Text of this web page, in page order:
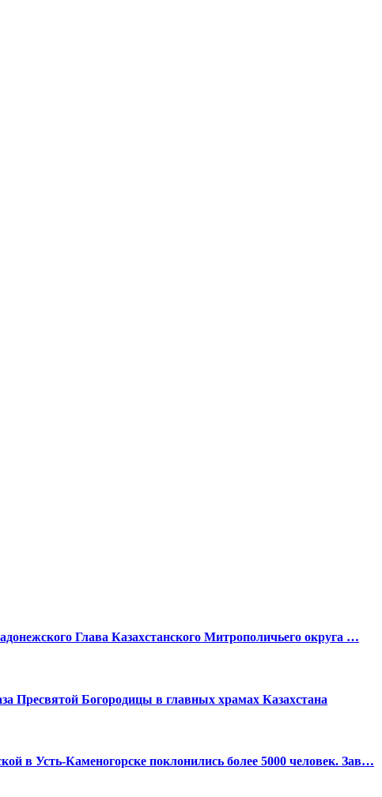
Глава Казахстанского Митрополичьего округа …
Пресвятой Богородицы в главных храмах Казахстана
в Усть-Каменогорске поклонились более 5000 человек. Зав…